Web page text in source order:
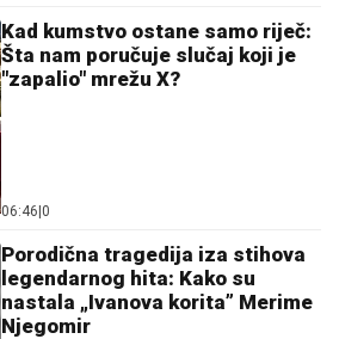
Kad kumstvo ostane samo riječ:
Šta nam poručuje slučaj koji je
"zapalio" mrežu X?
06:46|0
Porodična tragedija iza stihova
legendarnog hita: Kako su
nastala „Ivanova korita” Merime
Njegomir